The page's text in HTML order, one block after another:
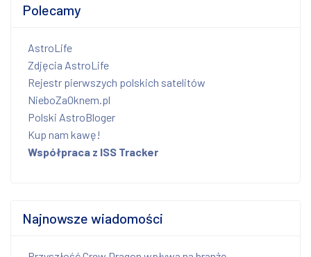
Polecamy
AstroLife
Zdjęcia AstroLife
Rejestr pierwszych polskich satelitów
NieboZaOknem.pl
Polski AstroBloger
Kup nam kawę!
Współpraca z ISS Tracker
Najnowsze wiadomości